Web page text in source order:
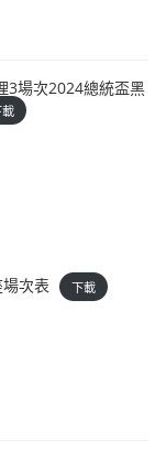
3場次2024總統盃黑
次表 下載